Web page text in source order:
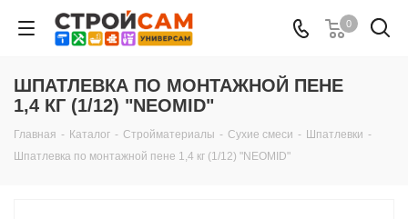
0
ШПАТЛЕВКА ПО МОНТАЖНОЙ ПЕНЕ
1,4 КГ (1/12) "NEOMID"
Главная - Каталог - Стройматериалы - Сухие смеси - Шпатлевки -
Шпатлевка по монтажной пене 1,4 кг (1/12) "NEOMID"